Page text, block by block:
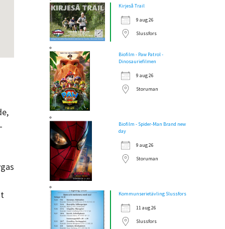
Kirjeså Trail
9 aug 26
Slussfors
Biofilm - Paw Patrol -
Dinosauriefilmen
9 aug 26
Storuman
Biofilm - Spider-Man Brand new
day
9 aug 26
Storuman
Kommunserietävling Slussfors
11 aug 26
Slussfors